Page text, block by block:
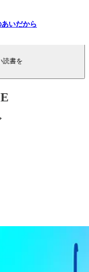
いだから
読書を